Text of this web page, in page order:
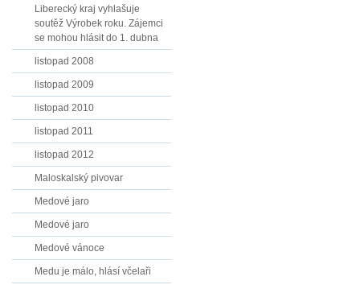
Liberecký kraj vyhlašuje
soutěž Výrobek roku. Zájemci
se mohou hlásit do 1. dubna
listopad 2008
listopad 2009
listopad 2010
listopad 2011
listopad 2012
Maloskalský pivovar
Medové jaro
Medové jaro
Medové vánoce
Medu je málo, hlásí včelaři